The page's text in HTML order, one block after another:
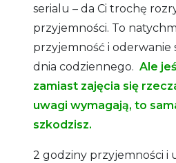
serialu – da Ci trochę
przyjemności. To
przyjemność i oderwanie
dnia codziennego. Ale
zamiast zajęcia się
uwagi wymagają, to
szkodzisz.
2 godziny przyjemności i